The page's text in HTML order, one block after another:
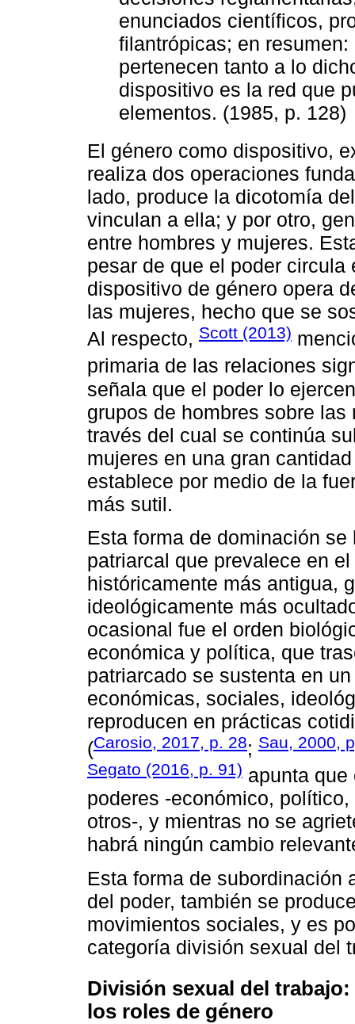
enunciados científicos,
filantrópicas; en
pertenecen tanto a lo
dispositivo es la red que
elementos. (1985, p. 128)
El género como dispositivo,
realiza dos operaciones
lado, produce la dicotomía
vinculan a ella; y por otro,
entre hombres y mujeres.
pesar de que el poder
dispositivo de género opera
las mujeres, hecho que se
Al respecto, Scott (2013)
primaria de las relaciones
señala que el poder lo
grupos de hombres sobre
través del cual se continúa
mujeres en una gran
establece por medio de la
más sutil.
Esta forma de dominación
patriarcal que prevalece en
históricamente más antigua,
ideológicamente más
ocasional fue el orden
económica y política, que
patriarcado se sustenta en
económicas, sociales,
reproducen en prácticas
(Carosio, 2017, p. 28; Sau, 2000,
Segato (2016, p. 91) apunta
poderes -económico,
otros-, y mientras no se
habrá ningún cambio
Esta forma de subordinación
del poder, también se
movimientos sociales, y es
categoría división sexual del
División sexual del
los roles de género